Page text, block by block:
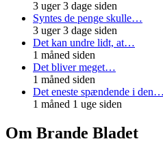
3 uger 3 dage siden
Syntes de penge skulle…
3 uger 3 dage siden
Det kan undre lidt, at…
1 måned siden
Det bliver meget…
1 måned siden
Det eneste spændende i den…
1 måned 1 uge siden
Om Brande Bladet